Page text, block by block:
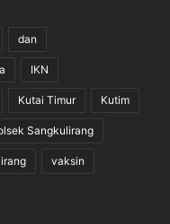
dan
IKN
Kutai Timur Kutim
Sangkulirang
vaksin